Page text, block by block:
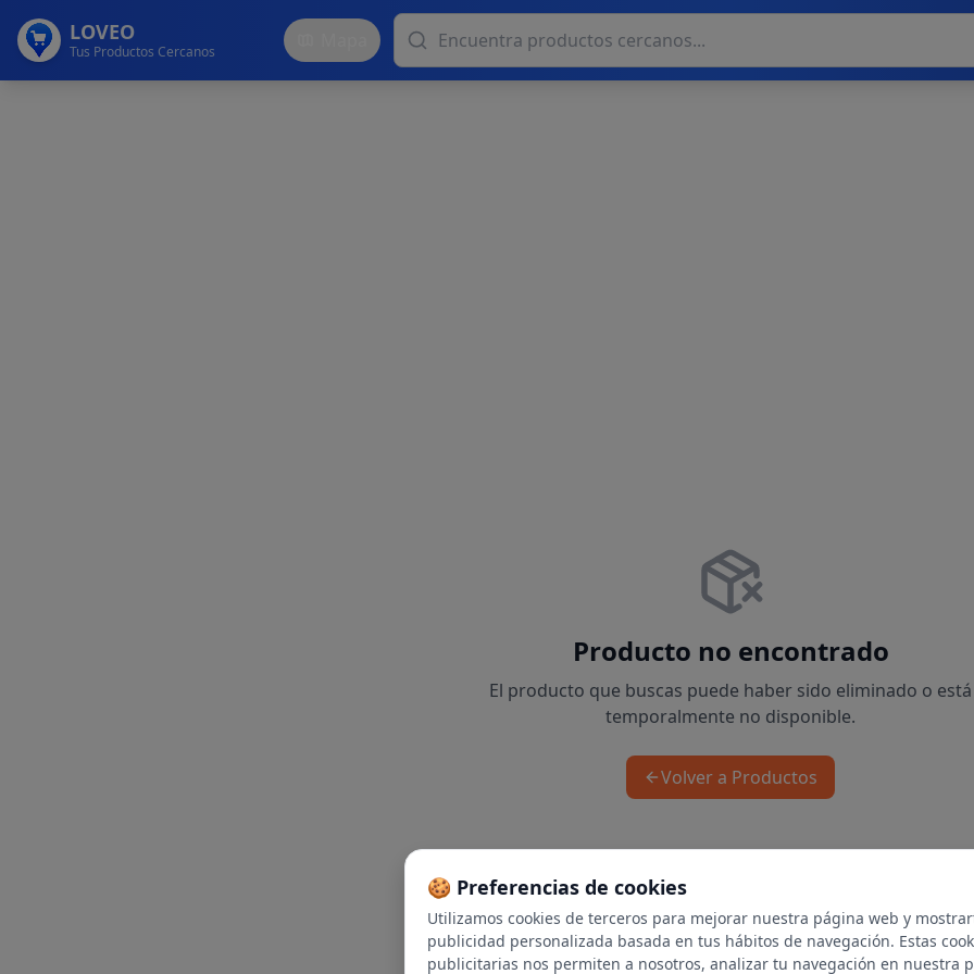
🍪 Preferencias de cookies
Utilizamos cookies de terceros para mejorar nuestra página web y
publicidad personalizada basada en tus hábitos de navegación. Estas
publicitarias nos permiten a nosotros, analizar tu navegación en nuestra
LOVEO
Tus Productos Cercanos
Producto no encontrado
El producto que buscas puede haber sido eliminado o está
temporalmente no disponible.
Volver a Productos